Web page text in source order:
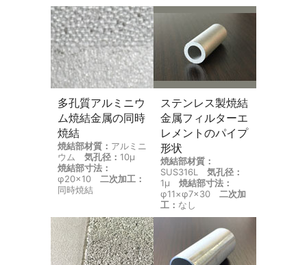
多孔質アルミニウ
ム焼結金属の同時
焼結
焼結部材質： アルミニ
ウム 気孔径： 10μ
焼結部寸法：
φ20×10 二次加工：
同時焼結
ステンレス製焼結
金属フィルターエ
レメントのパイプ
形状
焼結部材質：
SUS316L 気孔径：
1μ 焼結部寸法：
φ11×φ7×30 二次加
工： なし